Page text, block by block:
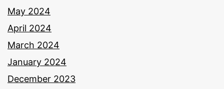
May 2024
April 2024
March 2024
January 2024
December 2023